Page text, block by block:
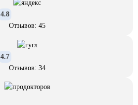
4.8
Отзывов: 45
4.7
Отзывов: 34